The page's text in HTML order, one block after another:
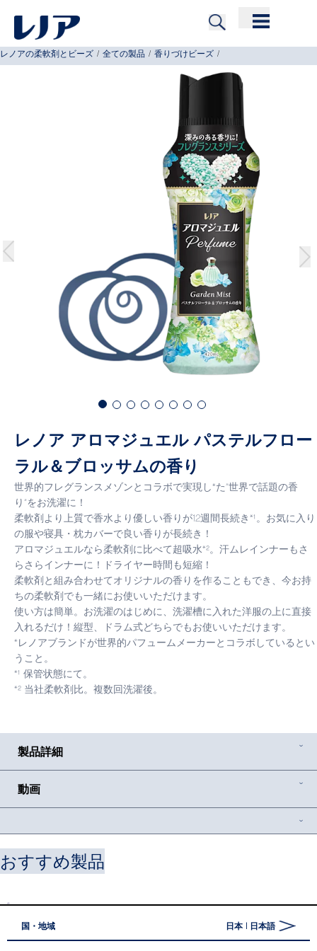
レノアの柔軟剤とビーズ / 全ての製品 / 香りづけビーズ /
レノア アロマジュエル パステルフロー
ラル＆ブロッサムの香り
世界的フレグランスメゾンとコラボで実現し*た”世界で話題の香
り”をお洗濯に！
柔軟剤より上質で香水より優しい香りが12週間長続き*¹。お気に入り
の服や寝具・枕カバーで良い香りが長続き！
アロマジュエルなら柔軟剤に比べて超吸水*²。汗ムレインナーもさ
らさらインナーに！ドライヤー時間も短縮！
柔軟剤と組み合わせてオリジナルの香りを作ることもでき、今お持
ちの柔軟剤でも一緒にお使いいただけます。
使い方は簡単。お洗濯のはじめに、洗濯槽に入れた洋服の上に直接
入れるだけ！縦型、ドラム式どちらでもお使いいただけます。
*レノアブランドが世界的パフュームメーカーとコラボしているとい
うこと。
*¹ 保管状態にて。
*² 当社柔軟剤比。複数回洗濯後。
製品詳細
動画
おすすめ製品
国・地域 日本 | 日本語